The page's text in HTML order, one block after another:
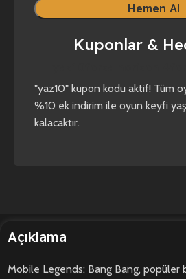
Hemen Al
Kuponlar &
"yaz10" kupon kodu aktif! Tüm
%10 ek indirim ile oyun keyfi
kalacaktır.
Açıklama
Mobile Legends: Bang Bang, popüler